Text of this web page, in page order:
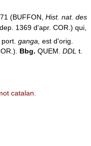
(BUFFON, Hist. nat. des
1369 d'apr. COR.) qui,
ganga, est d'orig.
Bbg. QUEM. DDL t.
catalan.